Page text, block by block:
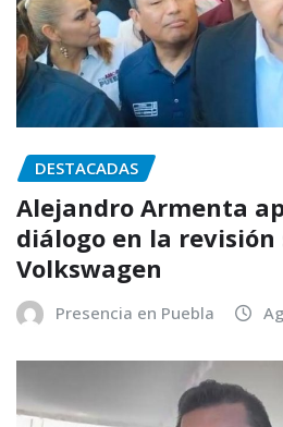
DESTACADAS
Alejandro Armenta
diálogo en la
Volkswagen
Presencia en Puebla